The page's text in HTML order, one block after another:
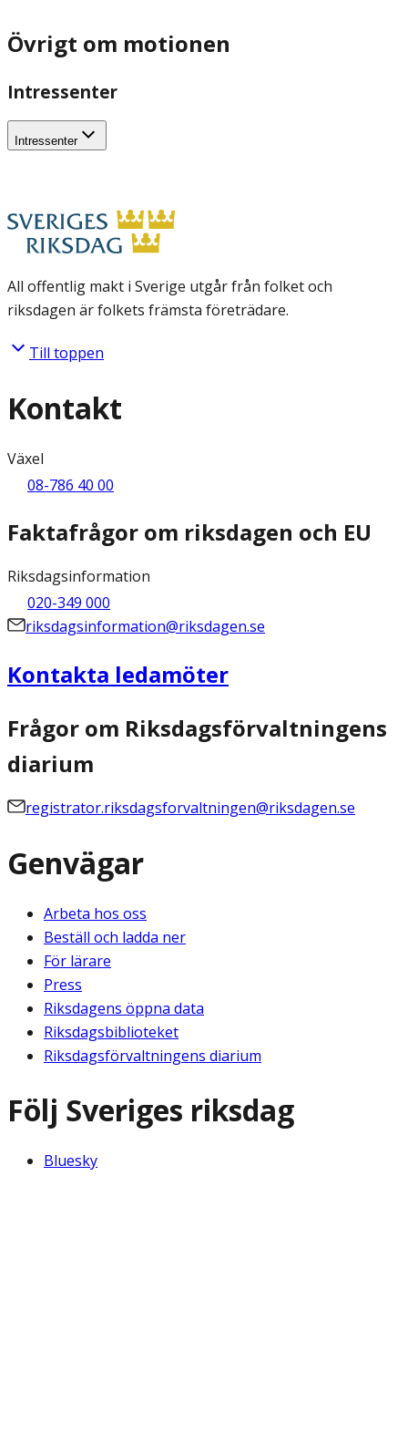
Övrigt om motionen
Intressenter
Intressenter
All offentlig makt i Sverige utgår från folket och
riksdagen är folkets främsta företrädare.
Till toppen
Kontakt
Växel
08-786 40 00
Faktafrågor om riksdagen och EU
Riksdagsinformation
020-349 000
riksdagsinformation@riksdagen.se
Kontakta ledamöter
Frågor om Riksdagsförvaltningens
diarium
registrator.riksdagsforvaltningen@riksdagen.se
Genvägar
Arbeta hos oss
Beställ och ladda ner
För lärare
Press
Riksdagens öppna data
Riksdagsbiblioteket
Riksdagsförvaltningens diarium
Följ Sveriges riksdag
Bluesky